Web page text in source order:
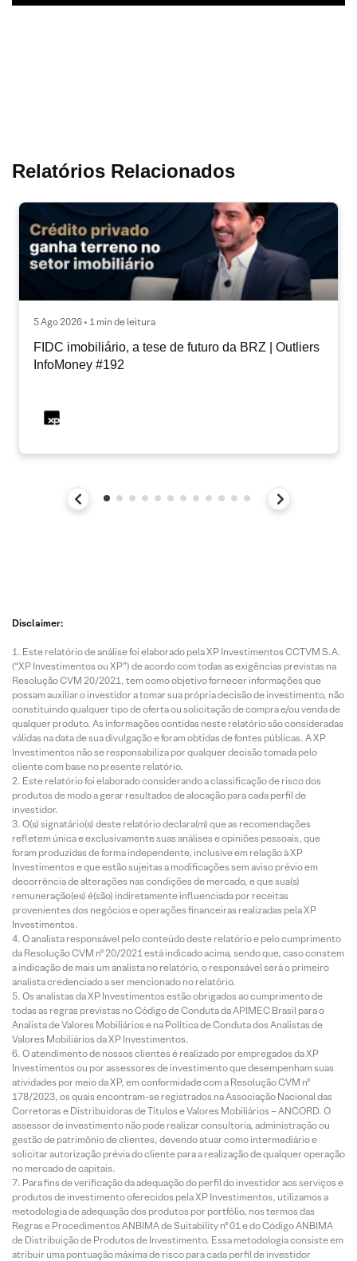
Relatórios Relacionados
5 Ago 2026 • 1 min de leitura
FIDC imobiliário, a tese de futuro da BRZ | Outliers
InfoMoney #192
Disclaimer:
Este relatório de análise foi elaborado pela XP Investimentos CCTVM S.A.
(“XP Investimentos ou XP”) de acordo com todas as exigências previstas na
Resolução CVM 20/2021, tem como objetivo fornecer informações que
possam auxiliar o investidor a tomar sua própria decisão de investimento, não
constituindo qualquer tipo de oferta ou solicitação de compra e/ou venda de
qualquer produto. As informações contidas neste relatório são consideradas
válidas na data de sua divulgação e foram obtidas de fontes públicas. A XP
Investimentos não se responsabiliza por qualquer decisão tomada pelo
cliente com base no presente relatório.
Este relatório foi elaborado considerando a classificação de risco dos
produtos de modo a gerar resultados de alocação para cada perfil de
investidor.
O(s) signatário(s) deste relatório declara(m) que as recomendações
refletem única e exclusivamente suas análises e opiniões pessoais, que
foram produzidas de forma independente, inclusive em relação à XP
Investimentos e que estão sujeitas a modificações sem aviso prévio em
decorrência de alterações nas condições de mercado, e que sua(s)
remuneração(es) é(são) indiretamente influenciada por receitas
provenientes dos negócios e operações financeiras realizadas pela XP
Investimentos.
O analista responsável pelo conteúdo deste relatório e pelo cumprimento
da Resolução CVM nº 20/2021 está indicado acima, sendo que, caso constem
a indicação de mais um analista no relatório, o responsável será o primeiro
analista credenciado a ser mencionado no relatório.
Os analistas da XP Investimentos estão obrigados ao cumprimento de
todas as regras previstas no Código de Conduta da APIMEC Brasil para o
Analista de Valores Mobiliários e na Política de Conduta dos Analistas de
Valores Mobiliários da XP Investimentos.
O atendimento de nossos clientes é realizado por empregados da XP
Investimentos ou por assessores de investimento que desempenham suas
atividades por meio da XP, em conformidade com a Resolução CVM nº
178/2023, os quais encontram-se registrados na Associação Nacional das
Corretoras e Distribuidoras de Títulos e Valores Mobiliários – ANCORD. O
assessor de investimento não pode realizar consultoria, administração ou
gestão de patrimônio de clientes, devendo atuar como intermediário e
solicitar autorização prévia do cliente para a realização de qualquer operação
no mercado de capitais.
Para fins de verificação da adequação do perfil do investidor aos serviços e
produtos de investimento oferecidos pela XP Investimentos, utilizamos a
metodologia de adequação dos produtos por portfólio, nos termos das
Regras e Procedimentos ANBIMA de Suitability nº 01 e do Código ANBIMA
de Distribuição de Produtos de Investimento. Essa metodologia consiste em
atribuir uma pontuação máxima de risco para cada perfil de investidor